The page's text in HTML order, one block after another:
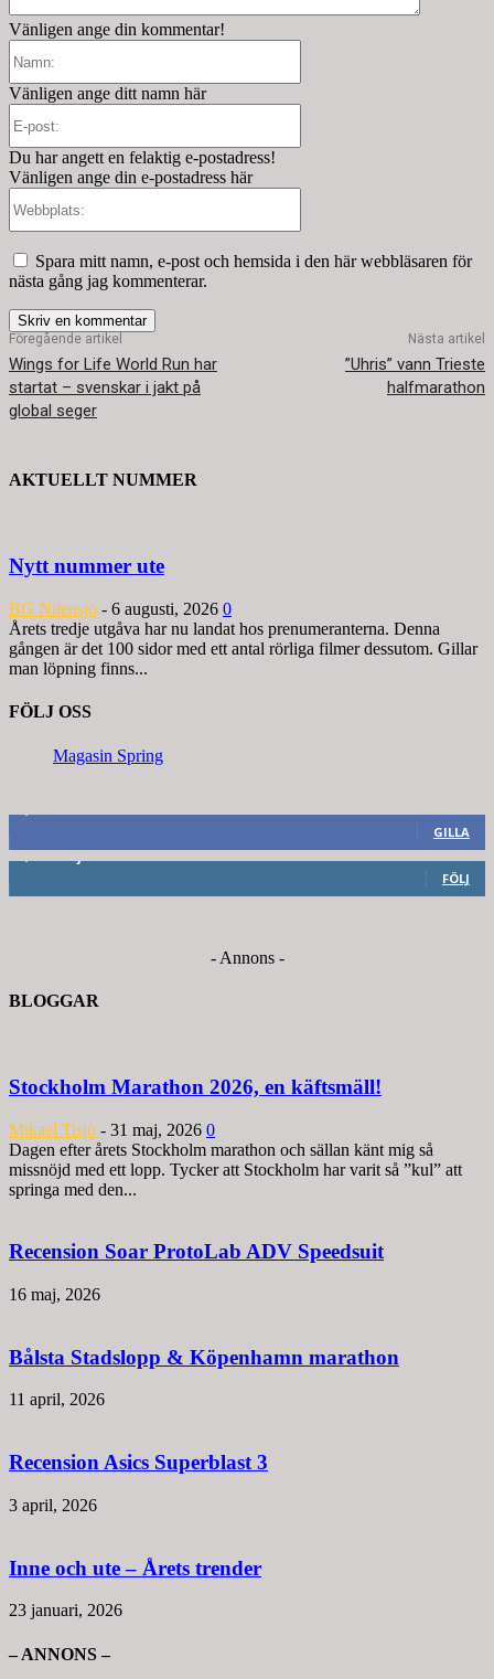
Vänligen ange din kommentar!
Vänligen ange ditt namn här
Du har angett en felaktig e-postadress!
Vänligen ange din e-postadress här
Spara mitt namn, e-post och hemsida i den här webbläsaren för
nästa gång jag kommenterar.
Föregående artikel
Wings for Life World Run har
startat – svenskar i jakt på
global seger
Nästa artikel
”Uhris” vann Trieste
halfmarathon
AKTUELLT NUMMER
Nytt nummer ute
BG Nilensjö - 6 augusti, 2026 0
Årets tredje utgåva har nu landat hos prenumeranterna. Denna
gången är det 100 sidor med ett antal rörliga filmer dessutom. Gillar
man löpning finns...
FÖLJ OSS
Magasin Spring
GILLA
6,714 Följare
FÖLJ
- Annons -
BLOGGAR
Stockholm Marathon 2026, en käftsmäll!
Mikael Tisjö - 31 maj, 2026 0
Dagen efter årets Stockholm marathon och sällan känt mig så
missnöjd med ett lopp. Tycker att Stockholm har varit så ”kul” att
springa med den...
Recension Soar ProtoLab ADV Speedsuit
16 maj, 2026
Bålsta Stadslopp & Köpenhamn marathon
11 april, 2026
Recension Asics Superblast 3
3 april, 2026
Inne och ute – Årets trender
23 januari, 2026
– ANNONS –